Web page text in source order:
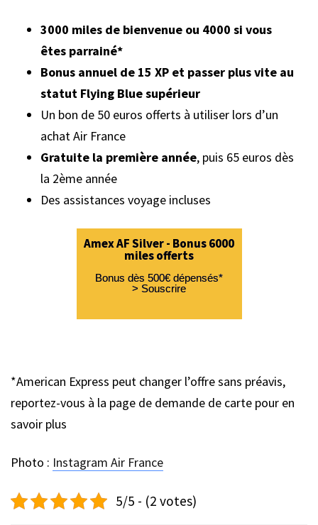
3000 miles de bienvenue ou 4000 si vous
êtes parrainé*
Bonus annuel de 15 XP et passer plus vite au
statut Flying Blue supérieur
Un bon de 50 euros offerts à utiliser lors d’un
achat Air France
Gratuite la première année, puis 65 euros dès
la 2ème année
Des assistances voyage incluses
Amex AF Silver - Bonus 6000
miles offerts
Bonus dès 500€ dépensés*
> Souscrire
*American Express peut changer l’offre sans préavis,
reportez-vous à la page de demande de carte pour en
savoir plus
Photo : Instagram Air France
5/5 - (2 votes)